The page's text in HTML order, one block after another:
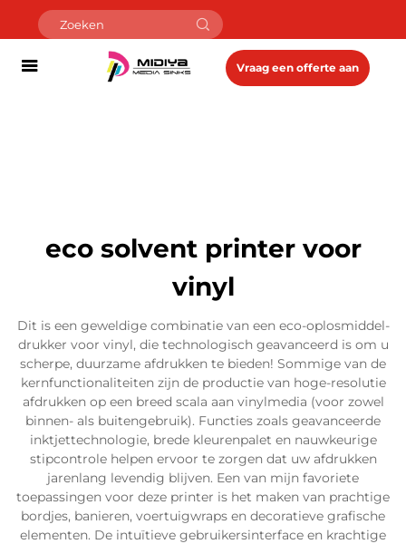
Vraag een offerte aan
eco solvent printer voor
vinyl
Dit is een geweldige combinatie van een eco-oplosmiddel-
drukker voor vinyl, die technologisch geavanceerd is om u
scherpe, duurzame afdrukken te bieden! Sommige van de
kernfunctionaliteiten zijn de productie van hoge-resolutie
afdrukken op een breed scala aan vinylmedia (voor zowel
binnen- als buitengebruik). Functies zoals geavanceerde
inktjettechnologie, brede kleurenpalet en nauwkeurige
stipcontrole helpen ervoor te zorgen dat uw afdrukken
jarenlang levendig blijven. Een van mijn favoriete
toepassingen voor deze printer is het maken van prachtige
bordjes, banieren, voertuigwraps en decoratieve grafische
elementen. De intuïtieve gebruikersinterface en krachtige